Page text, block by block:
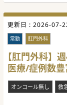
更新日 : 2026-07-
常勤 肛門外科
【肛門外科】
医療/症例数豊
オンコール無し 救